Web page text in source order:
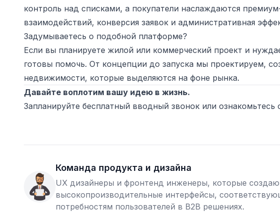
контроль над списками, а покупатели наслаждаются
взаимодействий, конверсия заявок и административная
Задумываетесь о подобной платформе?
Если вы планируете жилой или коммерческий проект и
готовы помочь. От концепции до запуска мы проектируем,
недвижимости, которые выделяются на фоне рынка.
Давайте воплотим вашу идею в жизнь.
Запланируйте бесплатный вводный звонок или
Команда продукта и дизайна
UX дизайнеры и фронтенд инженеры, которые
высокопроизводительные интерфейсы,
потребностям пользователей в B2B решениях.